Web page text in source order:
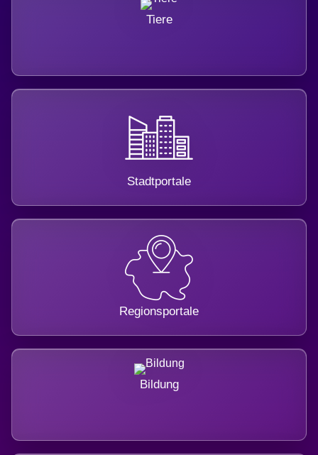
Tiere
Stadtportale
Regionsportale
Bildung